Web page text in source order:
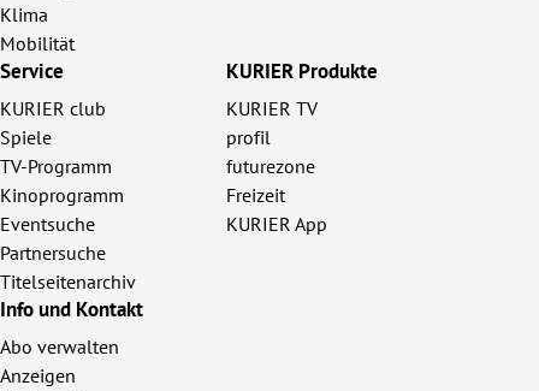
Klima
Mobilität
Service
KURIER club
Spiele
TV-Programm
Kinoprogramm
Eventsuche
Partnersuche
Titelseitenarchiv
KURIER Produkte
KURIER TV
profil
futurezone
Freizeit
KURIER App
Info und Kontakt
Abo verwalten
Anzeigen